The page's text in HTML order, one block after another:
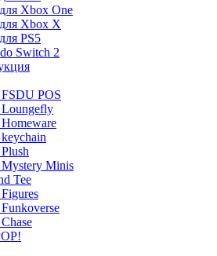
Xbox One
Xbox X
PS5
Switch 2
POS
Minis
Tee